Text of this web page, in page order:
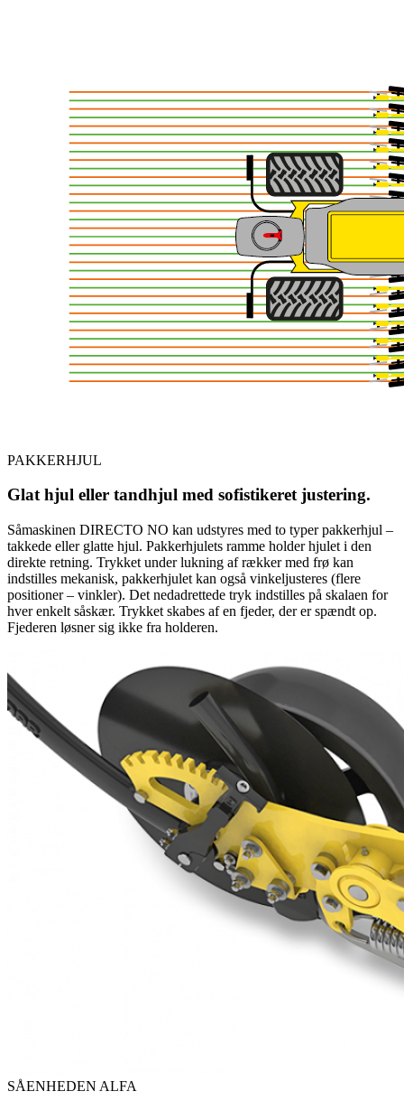
PAKKERHJUL
Glat hjul eller tandhjul med sofistikeret justering.
Såmaskinen DIRECTO NO kan udstyres med to typer pakkerhjul –
takkede eller glatte hjul. Pakkerhjulets ramme holder hjulet i den
direkte retning. Trykket under lukning af rækker med frø kan
indstilles mekanisk, pakkerhjulet kan også vinkeljusteres (flere
positioner – vinkler). Det nedadrettede tryk indstilles på skalaen for
hver enkelt såskær. Trykket skabes af en fjeder, der er spændt op.
Fjederen løsner sig ikke fra holderen.
SÅENHEDEN ALFA